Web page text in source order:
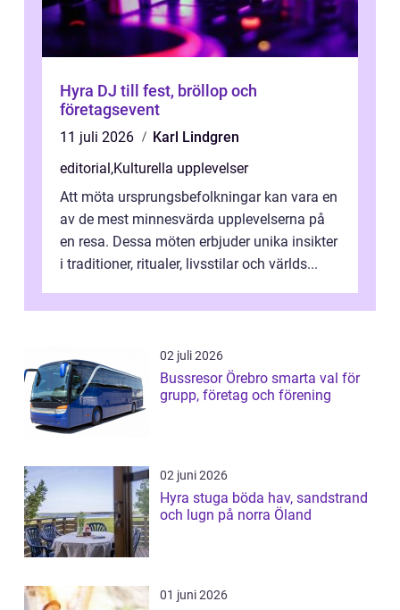
Hyra DJ till fest, bröllop och
företagsevent
11 juli 2026
Karl Lindgren
editorial,Kulturella upplevelser
Att möta ursprungsbefolkningar kan vara en
av de mest minnesvärda upplevelserna på
en resa. Dessa möten erbjuder unika insikter
i traditioner, ritualer, livsstilar och världs...
02 juli 2026
Bussresor Örebro smarta val för
grupp, företag och förening
02 juni 2026
Hyra stuga böda hav, sandstrand
och lugn på norra Öland
01 juni 2026